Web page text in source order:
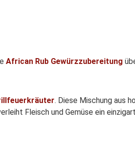
African Rub Gewürzzubereitung
. Diese Mischung aus
Fleisch und Gemüse ein